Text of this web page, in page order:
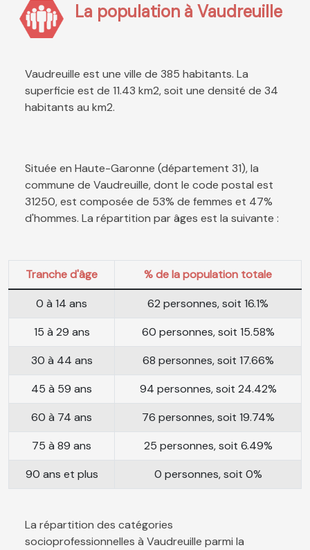
La population à Vaudreuille
Vaudreuille est une ville de 385 habitants. La
superficie est de 11.43 km2, soit une densité de 34
habitants au km2.
Située en Haute-Garonne (département 31), la
commune de Vaudreuille, dont le code postal est
31250, est composée de 53% de femmes et 47%
d'hommes. La répartition par âges est la suivante :
Tranche d'âge
% de la population totale
0 à 14 ans
62 personnes, soit 16.1%
15 à 29 ans
60 personnes, soit 15.58%
30 à 44 ans
68 personnes, soit 17.66%
45 à 59 ans
94 personnes, soit 24.42%
60 à 74 ans
76 personnes, soit 19.74%
75 à 89 ans
25 personnes, soit 6.49%
90 ans et plus
0 personnes, soit 0%
La répartition des catégories
socioprofessionnelles à Vaudreuille parmi la